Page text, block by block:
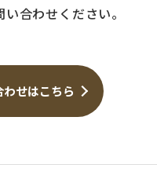
合わせください。
わせはこちら